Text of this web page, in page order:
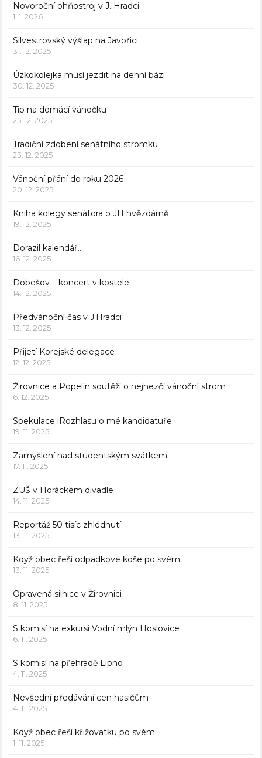
Novoroční ohňostroj v J. Hradci
1. 1. 2026
Silvestrovský výšlap na Javořici
31. 12. 2025
Úzkokolejka musí jezdit na denní bázi
30. 12. 2025
Tip na domácí vánočku
25. 12. 2025
Tradiční zdobení senátního stromku
23. 12. 2025
Vánoční přání do roku 2026
20. 12. 2025
Kniha kolegy senátora o JH hvězdárně
19. 12. 2025
Dorazil kalendář…
16. 12. 2025
Dobešov – koncert v kostele
14. 12. 2025
Předvánoční čas v J.Hradci
13. 12. 2025
Přijetí Korejské delegace
12. 12. 2025
Žirovnice a Popelín soutěží o nejhezčí vánoční strom
6. 12. 2025
Spekulace iRozhlasu o mé kandidatuře
19. 11. 2025
Zamyšlení nad studentským svátkem
17. 11. 2025
ZUŠ v Horáckém divadle
14. 11. 2025
Reportáž 50 tisíc zhlédnutí
13. 11. 2025
Když obec řeší odpadkové koše po svém
13. 11. 2025
Opravená silnice v Žirovnici
8. 11. 2025
S komisí na exkursi Vodní mlýn Hoslovice
6. 11. 2025
S komisí na přehradě Lipno
4. 11. 2025
Nevšední předávání cen hasičům
4. 11. 2025
Když obec řeší křižovatku po svém
1. 11. 2025